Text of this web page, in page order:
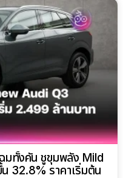
มทั้งคัน ชูขุมพลัง Mild
32.8% ราคาเริ่มต้น